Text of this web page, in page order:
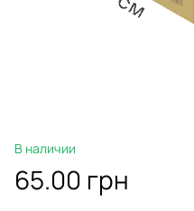
В наличии
65.00 грн